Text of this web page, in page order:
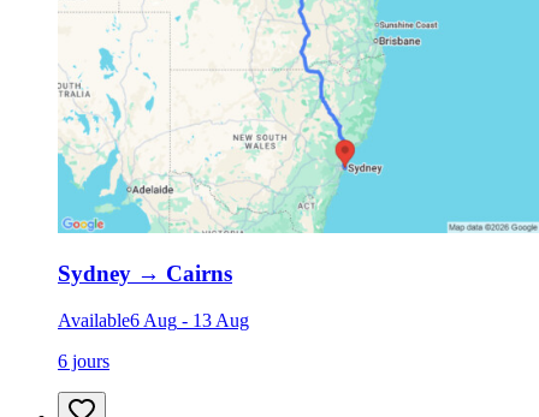
Sydney → Cairns
Available6 Aug - 13 Aug
6 jours